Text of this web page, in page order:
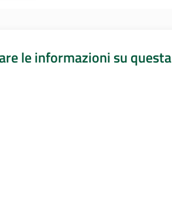
le informazioni su questa